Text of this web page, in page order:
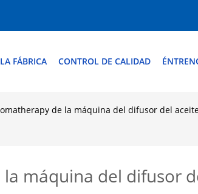
FÁBRICA CONTROL DE CALIDAD
de la máquina del difusor del
máquina del difusor